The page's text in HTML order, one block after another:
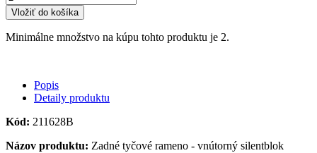
Vložiť do košíka
Minimálne množstvo na kúpu tohto produktu je 2.
Popis
Detaily produktu
Kód: 211628B
Názov produktu: Zadné tyčové rameno - vnútorný silentblok